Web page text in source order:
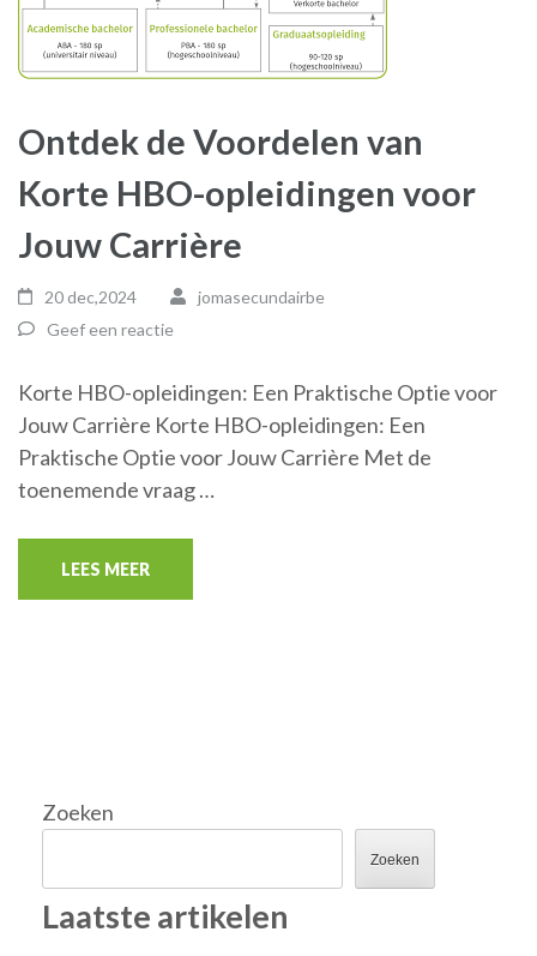
Ontdek de Voordelen van
Korte HBO-opleidingen voor
Jouw Carrière
20 dec,2024
jomasecundairbe
Geef een reactie
Korte HBO-opleidingen: Een Praktische Optie voor
Jouw Carrière Korte HBO-opleidingen: Een
Praktische Optie voor Jouw Carrière Met de
toenemende vraag …
LEES MEER
Zoeken
Zoeken
Laatste artikelen